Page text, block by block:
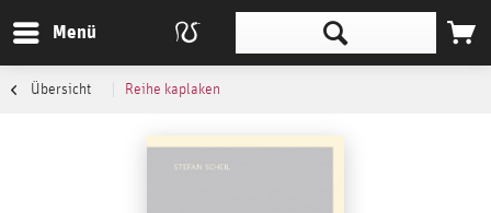
Menü
Übersicht Reihe kaplaken